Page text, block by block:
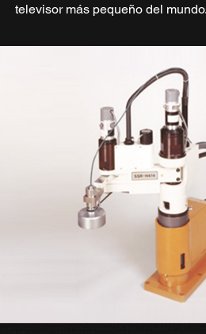
televisor más pequeño del mundo.